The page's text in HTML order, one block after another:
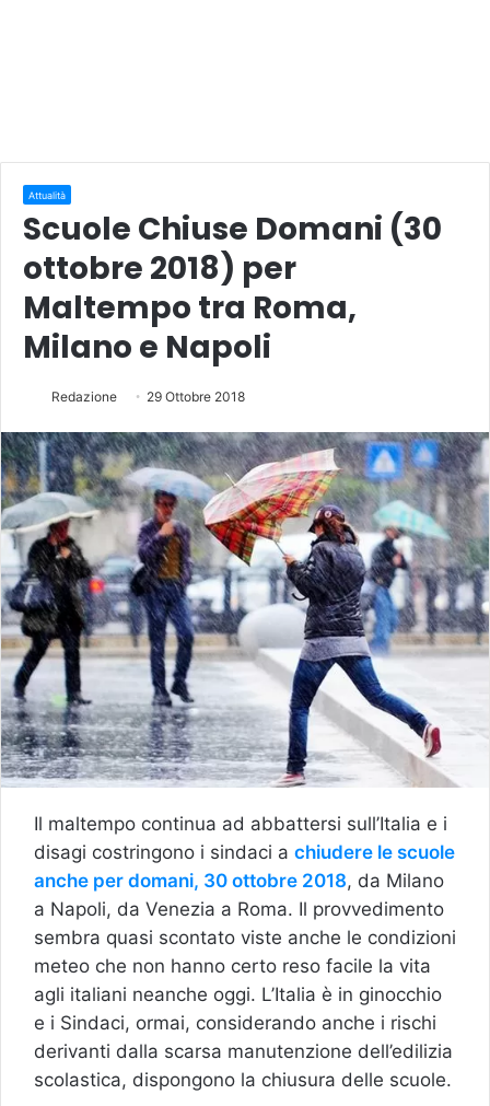
Attualità
Scuole Chiuse Domani (30
ottobre 2018) per
Maltempo tra Roma,
Milano e Napoli
Redazione 29 Ottobre 2018
Il maltempo continua ad abbattersi sull’Italia e i
disagi costringono i sindaci a chiudere le scuole
anche per domani, 30 ottobre 2018, da Milano
a Napoli, da Venezia a Roma. Il provvedimento
sembra quasi scontato viste anche le condizioni
meteo che non hanno certo reso facile la vita
agli italiani neanche oggi. L’Italia è in ginocchio
e i Sindaci, ormai, considerando anche i rischi
derivanti dalla scarsa manutenzione dell’edilizia
scolastica, dispongono la chiusura delle scuole.